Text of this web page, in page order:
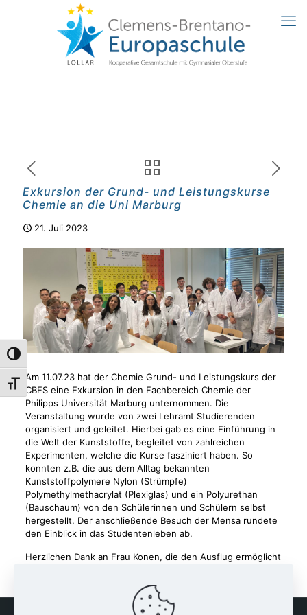
Umschalten auf hohe Kontraste
Schrift vergrößern
Exkursion der Grund- und Leistungskurse
Chemie an die Uni Marburg
21. Juli 2023
Am 11.07.23 hat der Chemie Grund- und Leistungskurs der
CBES eine Exkursion in den Fachbereich Chemie der
Philipps Universität Marburg unternommen. Die
Veranstaltung wurde von zwei Lehramt Studierenden
organisiert und geleitet. Hierbei gab es eine Einführung in
die Welt der Kunststoffe, begleitet von zahlreichen
Experimenten, welche die Kurse fasziniert haben. So
konnten z.B. die aus dem Alltag bekannten
Kunststoffpolymere Nylon (Strümpfe)
Polymethylmethacrylat (Plexiglas) und ein Polyurethan
(Bauschaum) von den Schülerinnen und Schülern selbst
hergestellt. Der anschließende Besuch der Mensa rundete
den Einblick in das Studentenleben ab.
Herzlichen Dank an Frau Konen, die den Ausflug ermöglicht